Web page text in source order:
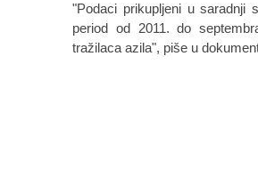
"Podaci prikupljeni u
period od 2011. do
tražilaca azila", piše u